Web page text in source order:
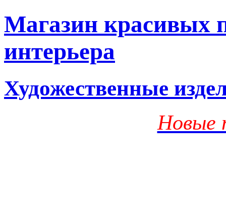
Магазин красивых
интерьера
Художественные
Новые